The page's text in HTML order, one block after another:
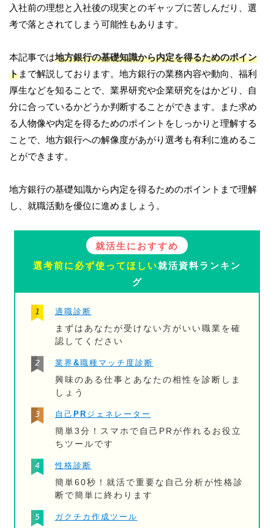
入社前の理想と入社後の現実とのギャップに苦しんだり、選
考で落とされてしまう可能性もあります。
本記事では地方銀行の基礎知識から内定を得るためのポイン
トまで解説しております。地方銀行の業務内容や動向、福利
厚生などを知ることで、業界研究や企業研究をはかどり、自
分に合っているかどうか判断することができます。また求め
る人物像や内定を得るためのポイントをしっかりと理解する
ことで、地方銀行への解像度があがり選考も有利に進めるこ
とができます。
地方銀行の基礎知識から内定を得るためのポイントまで理解
し、就職活動を優位に進めましょう。
就活生におすすめ
選考前に必ず使ってほしい就活資料ランキン
グ
適職診断
まずはあなたが受けない方がいい職業を確
認してください
業界&職種マッチ度診断
興味のある仕事とあなたの相性を診断しま
しょう
自己PRジェネレーター
簡単3分！スマホで自己PRが作れるお役立
ちツールです
性格診断
簡単60秒！就活で重要な自己分析が性格診
断で簡単に終わります
ガクチカ作成ツール